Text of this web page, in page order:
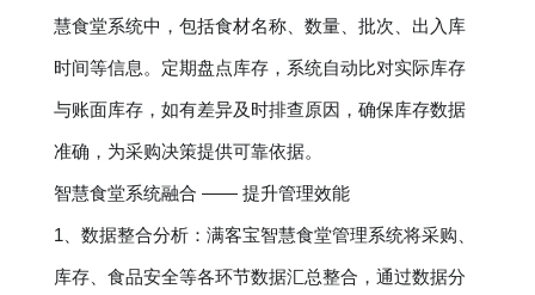
慧食堂系统中，包括食材名称、数量、批次、出入库
时间等信息。定期盘点库存，系统自动比对实际库存
与账面库存，如有差异及时排查原因，确保库存数据
准确，为采购决策提供可靠依据。
智慧食堂系统融合 —— 提升管理效能
1、数据整合分析：满客宝智慧食堂管理系统将采购、
库存、食品安全等各环节数据汇总整合，通过数据分